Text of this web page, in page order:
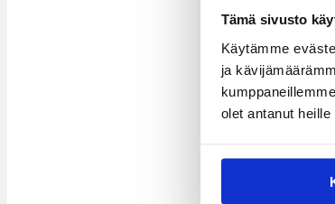
Tämä sivusto
Käytämme
ja
olet antanut